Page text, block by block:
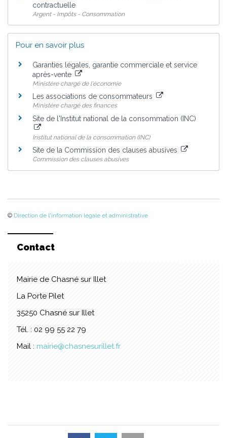
contractuelle
Argent - Impôts - Consommation
Pour en savoir plus
Garanties légales, garantie commerciale et service
après-vente
Ministère chargé de l'économie
Les associations de consommateurs
Ministère chargé des finances
Site de l'Institut national de la consommation (INC)
Institut national de la consommation (INC)
Site de la Commission des clauses abusives
Commission des clauses abusives
© Direction de l'information légale et administrative
Contact
Mairie de Chasné sur Illet
La Porte Pilet
35250 Chasné sur Illet
Tél. : 02 99 55 22 79
Mail : mairie@chasnesurillet.fr